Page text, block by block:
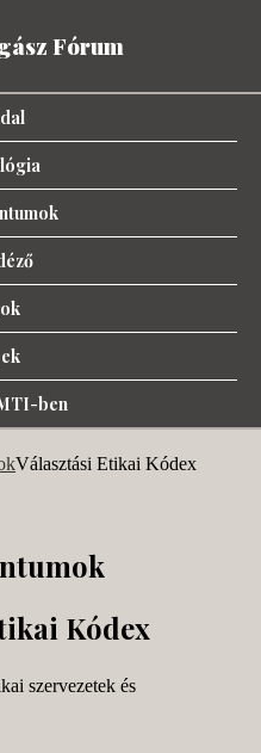
Fórum
ben
Választási Etikai Kódex
Kódex
szervezetek és